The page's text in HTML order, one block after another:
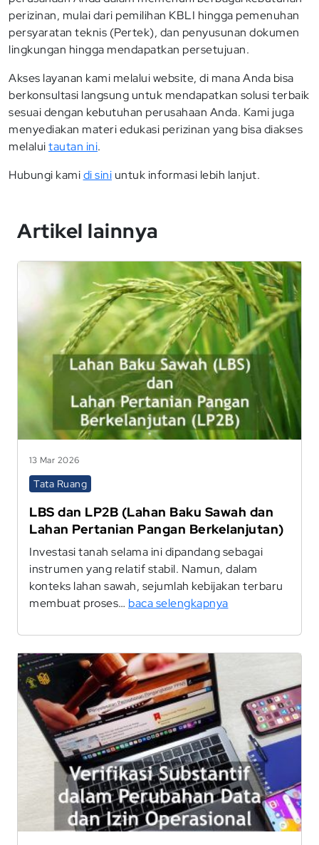
perizinan, mulai dari pemilihan KBLI hingga pemenuhan
persyaratan teknis (Pertek), dan penyusunan dokumen
lingkungan hingga mendapatkan persetujuan.
Akses layanan kami melalui website, di mana Anda bisa
berkonsultasi langsung untuk mendapatkan solusi terbaik
sesuai dengan kebutuhan perusahaan Anda. Kami juga
menyediakan materi edukasi perizinan yang bisa diakses
melaluitautan ini.
Hubungi kamidi sini untuk informasi lebih lanjut.
Artikel lainnya
13 Mar 2026
Tata Ruang
LBS dan LP2B (Lahan Baku Sawah dan
Lahan Pertanian Pangan Berkelanjutan)
Investasi tanah selama ini dipandang sebagai
instrumen yang relatif stabil. Namun, dalam
konteks lahan sawah, sejumlah kebijakan terbaru
membuat proses… baca selengkapnya